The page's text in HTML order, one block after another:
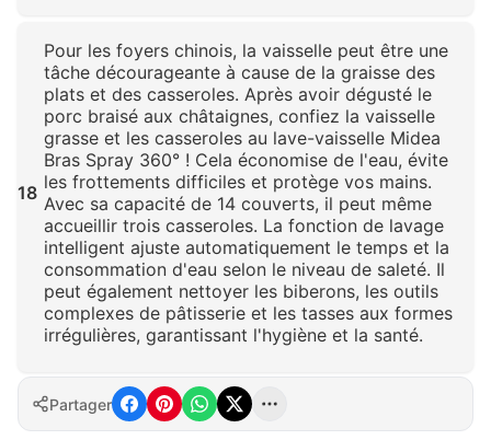
18
Pour les foyers chinois, la vaisselle peut être une
tâche décourageante à cause de la graisse des
plats et des casseroles. Après avoir dégusté le
porc braisé aux châtaignes, confiez la vaisselle
grasse et les casseroles au lave-vaisselle Midea
Bras Spray 360° ! Cela économise de l'eau, évite
les frottements difficiles et protège vos mains.
Avec sa capacité de 14 couverts, il peut même
accueillir trois casseroles. La fonction de lavage
intelligent ajuste automatiquement le temps et la
consommation d'eau selon le niveau de saleté. Il
peut également nettoyer les biberons, les outils
complexes de pâtisserie et les tasses aux formes
irrégulières, garantissant l'hygiène et la santé.
Cliquez pour agrandir
Partager